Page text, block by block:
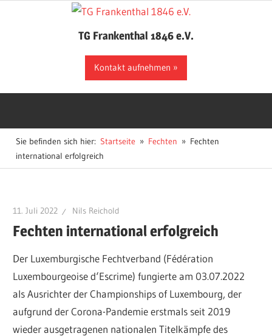
TG Frankenthal 1846 e.V.
Kontakt aufnehmen
Sie befinden sich hier: Startseite Fechten
Fechten
international erfolgreich
11. Juli 2022 Nils Reichold
Fechten international erfolgreich
Der Luxemburgische Fechtverband (Fédération
Luxembourgeoise d‘Escrime) fungierte am 03.07.2022
als Ausrichter der Championships of Luxembourg, der
aufgrund der Corona-Pandemie erstmals seit 2019
wieder ausgetragenen nationalen Titelkämpfe des